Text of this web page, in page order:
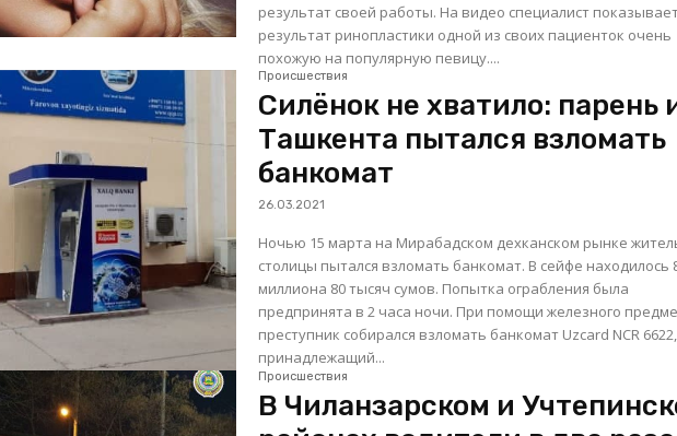
результат своей работы. На видео специалист показывает
результат ринопластики одной из своих пациенток очень
похожую на популярную певицу....
Происшествия
Силёнок не хватило: парень
Ташкента пытался взломать
банкомат
26.03.2021
Ночью 15 марта на Мирабадском дехканском рынке
столицы пытался взломать банкомат. В сейфе находилось
миллиона 80 тысяч сумов. Попытка ограбления была
предпринята в 2 часа ночи. При помощи железного
преступник собирался взломать банкомат Uzcard NCR 6622,
принадлежащий...
Происшествия
В Чиланзарском и